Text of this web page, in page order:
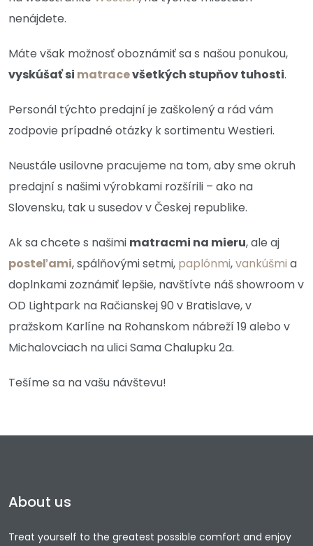
nenájdete.
Máte však možnosť oboznámiť sa s našou ponukou,
vyskúšať si matracevšetkých stupňov tuhosti.
Personál týchto predajní je zaškolený a rád vám
zodpovie prípadné otázky k sortimentu Westieri.
Neustále usilovne pracujeme na tom, aby sme okruh
predajní s našimi výrobkami rozšírili – ako na
Slovensku, tak u susedov v Českej republike.
Ak sa chcete s našimi matracmi na mieru, ale aj
posteľami, spálňovými setmi, paplónmi,vankúšmi a
doplnkami zoznámiť lepšie, navštívte náš showroom v
OD Lightpark na Račianskej 90 v Bratislave, v
pražskom Karlíne na Rohanskom nábreží 19 alebo v
Michalovciach na ulici Sama Chalupku 2a.
Tešíme sa na vašu návštevu!
About us
Treat yourself to the greatest possible comfort and enjoy